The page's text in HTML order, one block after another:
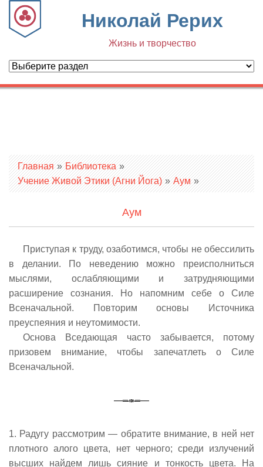
Николай Рерих
Жизнь и творчество
Вы здесь
Главная » Библиотека »
Учение Живой Этики (Агни Йога) » Аум »
Аум
Приступая к труду, озаботимся, чтобы не обессилить
в делании. По неведению можно преисполниться
мыслями, ослабляющими и затрудняющими
расширение сознания. Но напомним себе о Силе
Всеначальной. Повторим основы Источника
преуспеяния и неутомимости.
Основа Вседающая часто забывается, потому
призовем внимание, чтобы запечатлеть о Силе
Всеначальной.
1. Радугу рассмотрим — обратите внимание, в ней нет
плотного алого цвета, нет черного; среди излучений
высших найдем лишь сияние и тонкость цвета. На